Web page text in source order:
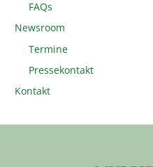
FAQs
Newsroom
Termine
Pressekontakt
Kontakt